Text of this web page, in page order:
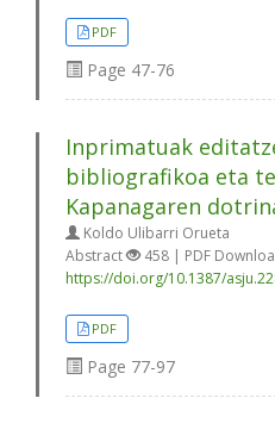
PDF
Page 47-76
Inprimatuak
bibliografikoa eta
Kapanagaren
Koldo Ulibarri Orueta
Abstract
458 | PDF
https://doi.org/10.1387/
PDF
Page 77-97